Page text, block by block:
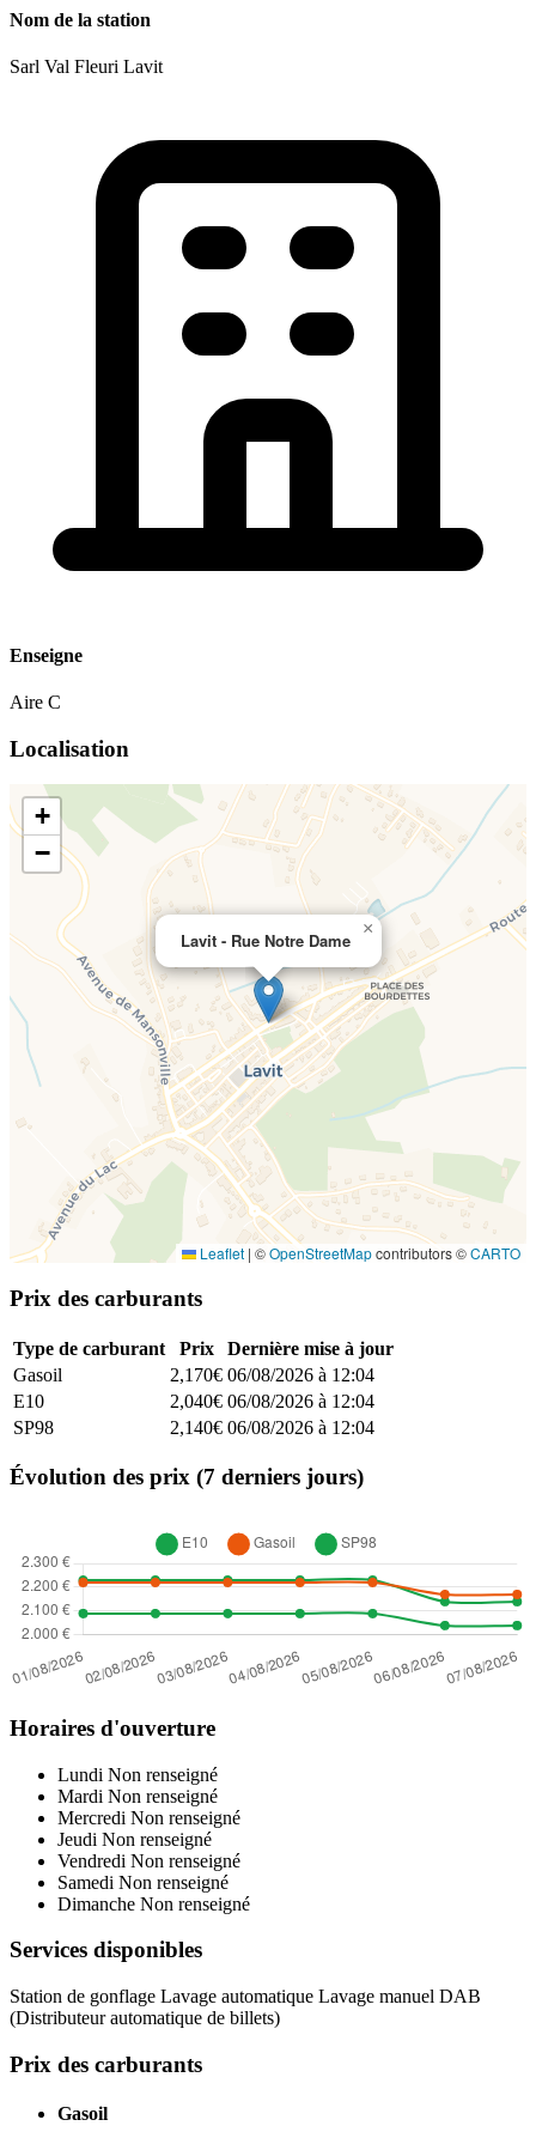
Nom de la station
Sarl Val Fleuri Lavit
Enseigne
Aire C
Localisation
Lavit - Rue Notre Dame
×
+
−
Leaflet | ©OpenStreetMapcontributors ©CARTO
Prix des carburants
Type de carburant Prix
Dernière mise à jour
Gasoil
2,170€ 06/08/2026 à 12:04
E10
2,040€ 06/08/2026 à 12:04
SP98
2,140€ 06/08/2026 à 12:04
Évolution des prix (7 derniers jours)
Horaires d'ouverture
Lundi Non renseigné
Mardi Non renseigné
Mercredi Non renseigné
Jeudi Non renseigné
Vendredi Non renseigné
Samedi Non renseigné
Dimanche Non renseigné
Services disponibles
Station de gonflage Lavage automatique Lavage manuel DAB
(Distributeur automatique de billets)
Prix des carburants
Gasoil